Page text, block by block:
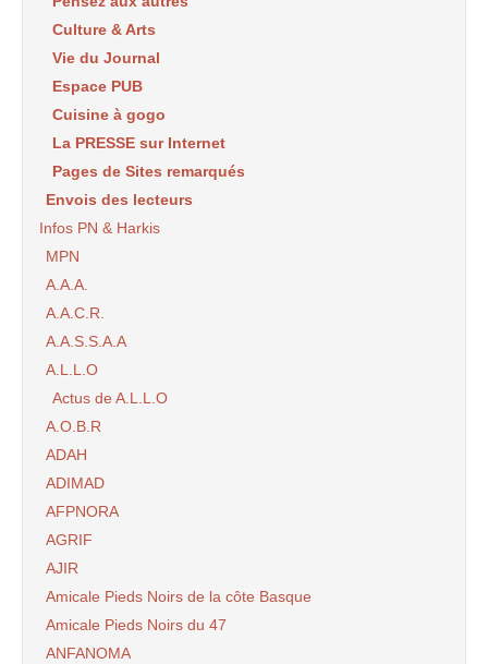
Culture & Arts
Vie du Journal
Espace PUB
Cuisine à gogo
La PRESSE sur Internet
Pages de Sites remarqués
Envois des lecteurs
Infos PN & Harkis
MPN
A.A.A.
A.A.C.R.
A.A.S.S.A.A
A.L.L.O
Actus de A.L.L.O
A.O.B.R
ADAH
ADIMAD
AFPNORA
AGRIF
AJIR
Amicale Pieds Noirs de la côte Basque
Amicale Pieds Noirs du 47
ANFANOMA